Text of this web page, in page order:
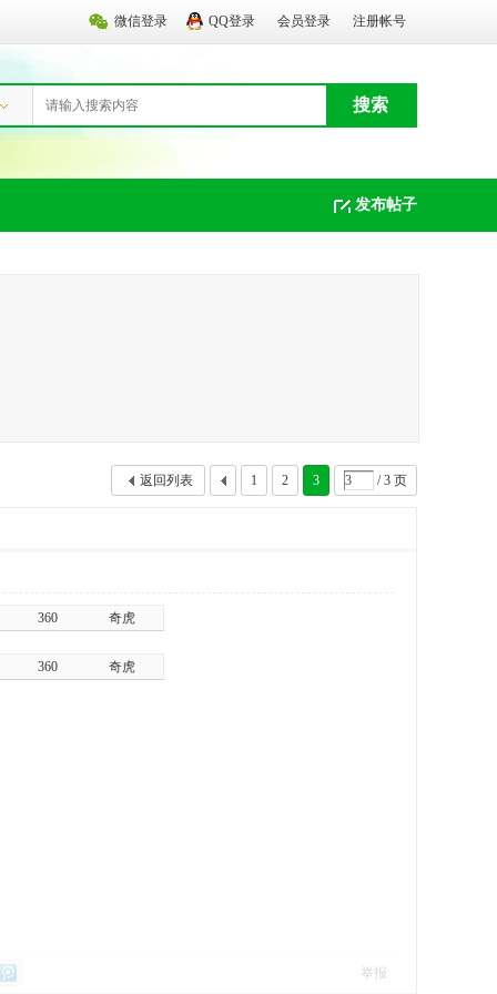
微信登录 QQ登录 会员登录 注册帐号
搜索
发布帖子
1 2 3 / 3 页
返回列表
360 奇虎
360 奇虎
举报